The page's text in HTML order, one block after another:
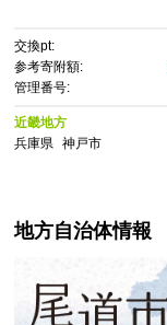
交換pt:
参考寄附額:
管理番号:
近畿地方
兵庫県
神戸市
地方自治体情報